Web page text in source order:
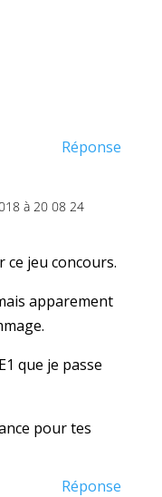
Réponse
à 20 08 24
ce jeu concours.
apparement
que je passe
pour tes
Réponse